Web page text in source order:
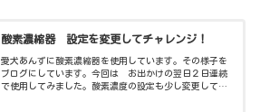
酸素濃縮器 設定を変更してチャレンジ！
愛犬あんずに酸素濃縮器を使用しています。その様子を
ブログにしています。今回は お出かけの翌日２日連続
で使用してみました。酸素濃度の設定も少し変更してみ